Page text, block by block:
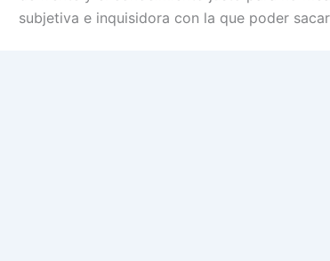
subjetiva e inquisidora con la que poder